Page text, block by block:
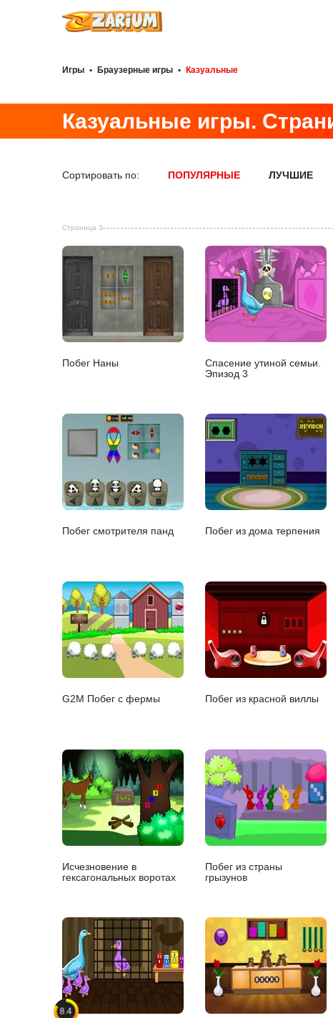
Игры • Браузерные игры • Казуальные
Казуальные игры.
Сортировать по: ПОПУЛЯРНЫЕ ЛУЧШИЕ
Страница 3
Побег Наны
Спасение утиной семьи.
Эпизод 3
Побег смотрителя панд Побег из дома терпения
G2M Побег с фермы Побег из красной виллы
Исчезновение в
гексагональных воротах
Побег из страны
грызунов
8.4